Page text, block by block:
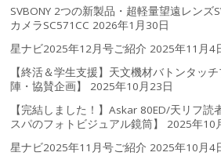
SVBONY 2つの新製品・超軽量望遠レンズ
カメラSC571CC 2026年1月30日
星ナビ2025年12月号ご紹介 2025年11月4
【終活＆学生支援】天文機材バトンタッ
陣・協賛企画】
2025年10月23日
【完結しました！】Askar 80ED/天リフ読
スパのフォトビジュアル鏡筒】
2025年10
星ナビ2025年11月号ご紹介 2025年10月4